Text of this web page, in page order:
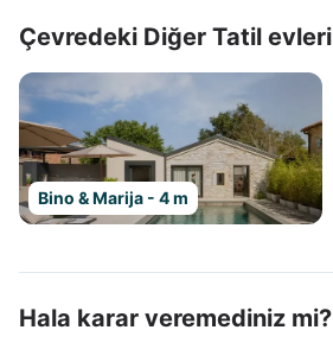
Çevredeki Diğer Tatil evleri
Bino & Marija - 4 m
Hala karar veremediniz mi?